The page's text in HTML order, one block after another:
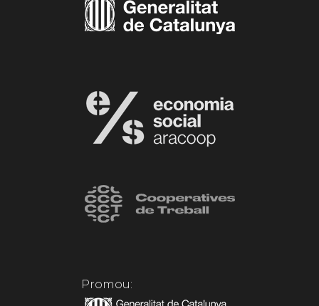
Promou: